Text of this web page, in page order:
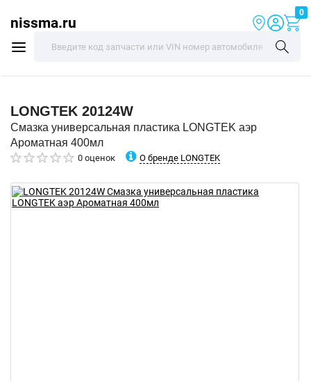
nissma.ru
0
LONGTEK 20124W
Смазка универсальная пластика LONGTEK аэр
Ароматная 400мл
0 оценок О бренде LONGTEK